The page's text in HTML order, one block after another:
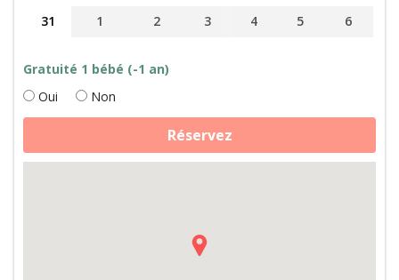
31
1 2 3 4 5 6
Gratuité 1 bébé (-1 an)
Oui
Non
quantité
Fabrication
de
Réservez